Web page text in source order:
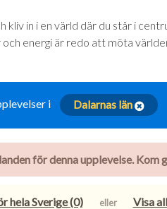
kliv in i en värld där du står i
energi är redo att möta
i Dalarnas län
för denna upplevelse.
hela Sverige (0) eller Visa